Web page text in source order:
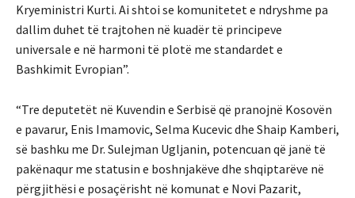
Kryeministri Kurti. Ai shtoi se komunitetet e ndryshme pa
dallim duhet të trajtohen në kuadër të principeve
universale e në harmoni të plotë me standardet e
Bashkimit Evropian”.
“Tre deputetët në Kuvendin e Serbisë që pranojnë Kosovën
e pavarur, Enis Imamovic, Selma Kucevic dhe Shaip Kamberi,
së bashku me Dr. Sulejman Ugljanin, potencuan që janë të
pakënaqur me statusin e boshnjakëve dhe shqiptarëve në
përgjithësi e posaçërisht në komunat e Novi Pazarit,